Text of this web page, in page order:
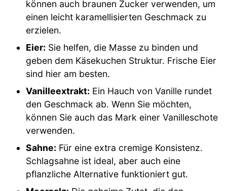
können auch braunen Zucker verwenden, um
einen leicht karamellisierten Geschmack zu
erzielen.
Eier: Sie helfen, die Masse zu binden und
geben dem Käsekuchen Struktur. Frische Eier
sind hier am besten.
Vanilleextrakt: Ein Hauch von Vanille rundet
den Geschmack ab. Wenn Sie möchten,
können Sie auch das Mark einer Vanilleschote
verwenden.
Sahne: Für eine extra cremige Konsistenz.
Schlagsahne ist ideal, aber auch eine
pflanzliche Alternative funktioniert gut.